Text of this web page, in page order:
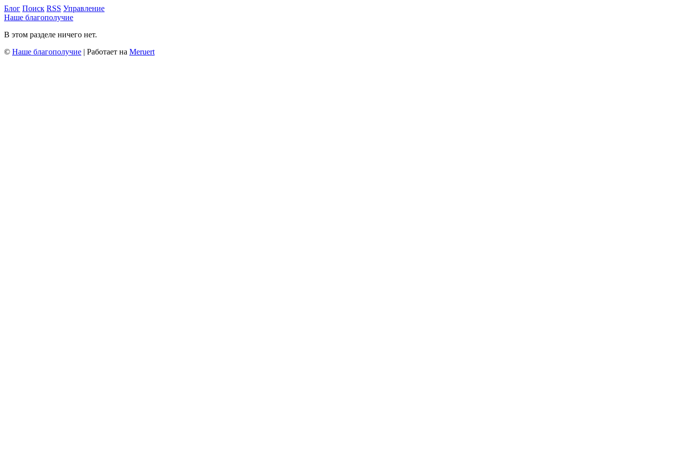
Блог Поиск RSS Управление
Наше благополучие
В этом разделе ничего нет.
© Наше благополучие | Работает на Meruert